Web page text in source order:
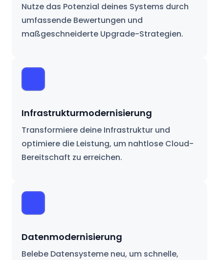
Nutze das Potenzial deines Systems durch
umfassende Bewertungen und
maßgeschneiderte Upgrade-Strategien.
Infrastrukturmodernisierung
Transformiere deine Infrastruktur und
optimiere die Leistung, um nahtlose Cloud-
Bereitschaft zu erreichen.
Datenmodernisierung
Belebe Datensysteme neu, um schnelle,